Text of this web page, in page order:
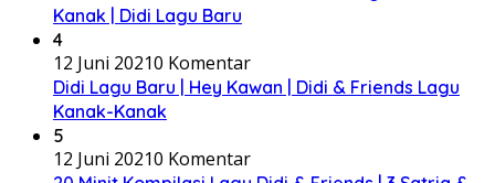
Kanak | Didi Lagu Baru
4
12 Juni 20210 Komentar
Didi Lagu Baru | Hey Kawan | Didi & Friends Lagu
Kanak-Kanak
5
12 Juni 20210 Komentar